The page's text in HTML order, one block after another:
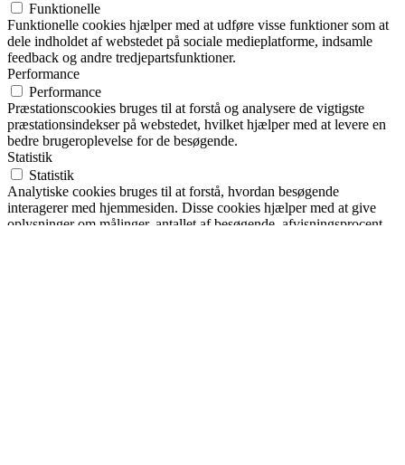
Funktionelle
Funktionelle cookies hjælper med at udføre visse funktioner som at
dele indholdet af webstedet på sociale medieplatforme, indsamle
feedback og andre tredjepartsfunktioner.
Performance
Performance
Præstationscookies bruges til at forstå og analysere de vigtigste
præstationsindekser på webstedet, hvilket hjælper med at levere en
bedre brugeroplevelse for de besøgende.
Statistik
Statistik
Analytiske cookies bruges til at forstå, hvordan besøgende
interagerer med hjemmesiden. Disse cookies hjælper med at give
oplysninger om målinger, antallet af besøgende, afvisningsprocent,